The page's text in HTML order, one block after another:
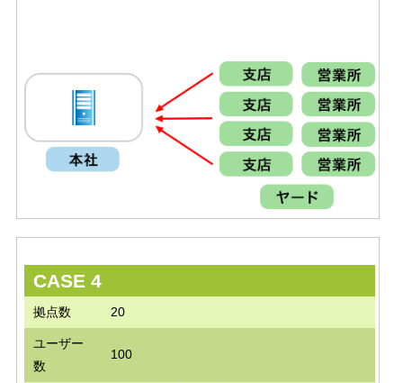
CASE 4
拠点数 20
ユーザー
数
100